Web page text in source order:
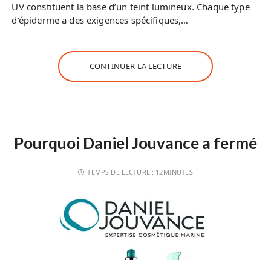
UV constituent la base d’un teint lumineux. Chaque type
d’épiderme a des exigences spécifiques,…
CONTINUER LA LECTURE
Pourquoi Daniel Jouvance a fermé
TEMPS DE LECTURE : 12MINUTES